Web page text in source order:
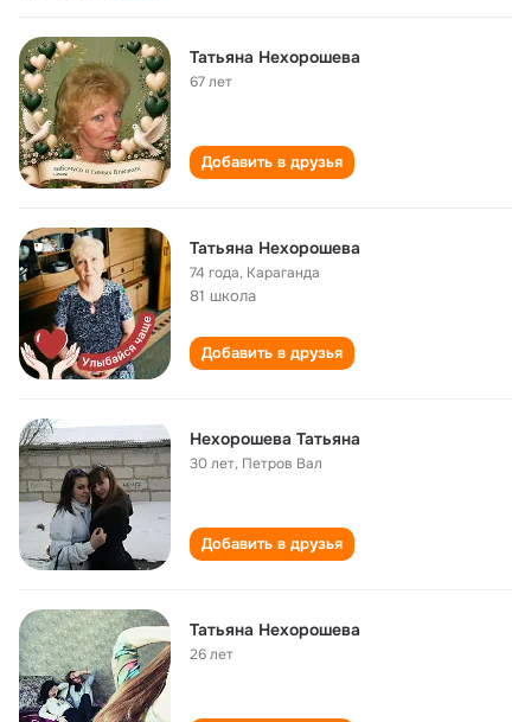
Татьяна Нехорошева
67 лет
Добавить в друзья
Татьяна Нехорошева
74 года, Караганда
81 школа
Добавить в друзья
Нехорошева Татьяна
30 лет, Петров Вал
Добавить в друзья
Татьяна Нехорошева
26 лет